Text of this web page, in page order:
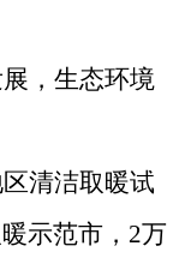
，生态环境
清洁取暖试
示范市， 2万